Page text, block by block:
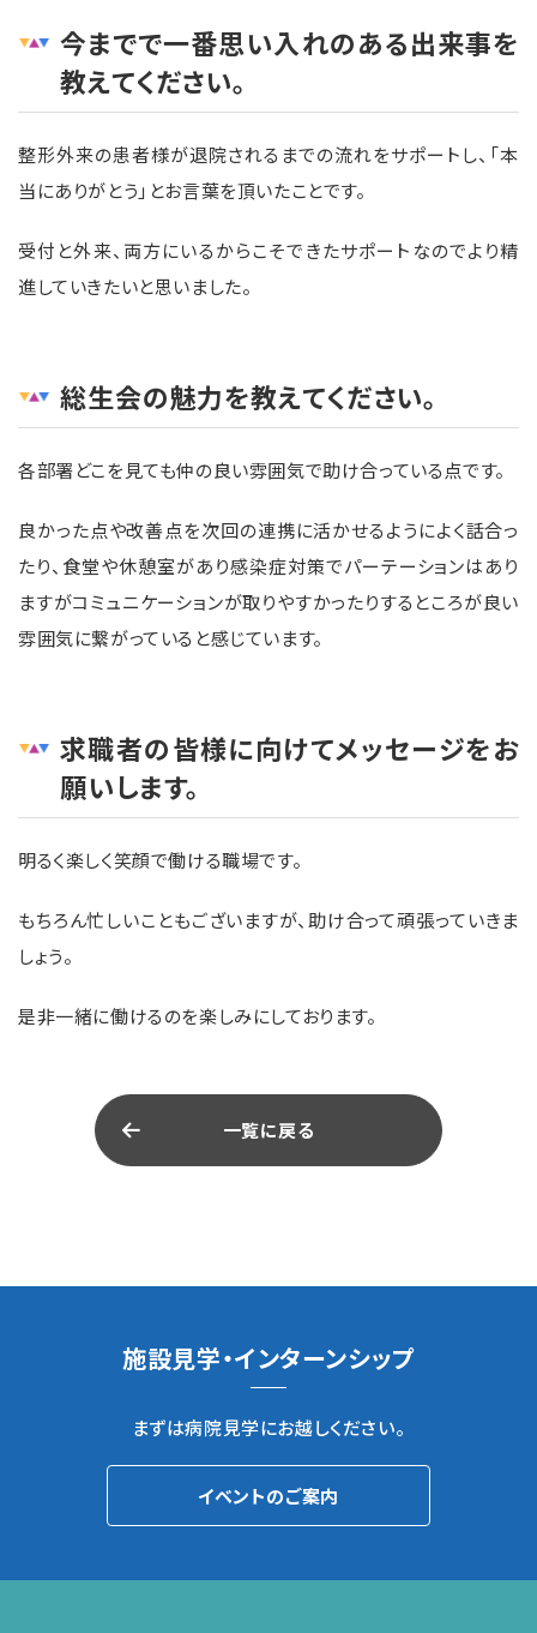
今までで一番思い入れのある出来事を
教えてください。
整形外来の患者様が退院されるまでの流れをサポートし、「本
当にありがとう」とお言葉を頂いたことです。
受付と外来、両方にいるからこそできたサポートなのでより精
進していきたいと思いました。
総生会の魅力を教えてください。
各部署どこを見ても仲の良い雰囲気で助け合っている点です。
良かった点や改善点を次回の連携に活かせるようによく話合っ
たり、食堂や休憩室があり感染症対策でパーテーションはあり
ますがコミュニケーションが取りやすかったりするところが良い
雰囲気に繋がっていると感じています。
求職者の皆様に向けてメッセージをお
願いします。
明るく楽しく笑顔で働ける職場です。
もちろん忙しいこともございますが、助け合って頑張っていきま
しょう。
是非一緒に働けるのを楽しみにしております。
一覧に戻る
施設見学・インターンシップ
まずは病院見学にお越しください。
イベントのご案内